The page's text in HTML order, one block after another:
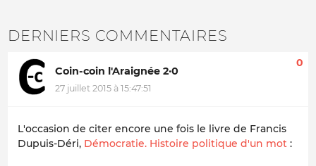
DERNIERS COMMENTAIRES
Coin-coin l'Araignée 2·0
27 juillet 2015 à 15:47:51
0
L'occasion de citer encore une fois le livre de Francis
Dupuis-Déri, Démocratie. Histoire politique d'un mot :